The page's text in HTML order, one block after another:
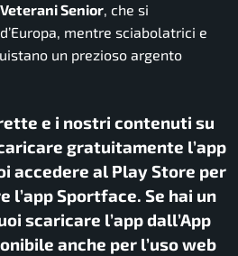
Senior, che si
mentre sciabolatrici e
un prezioso argento
e i nostri contenuti su
gratuitamente l’app
accedere al Play Store per
l’app Sportface. Se hai un
scaricare l’app dall’App
anche per l’uso web